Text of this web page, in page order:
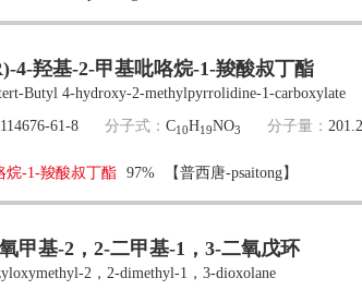
4-羟基-2-甲基吡咯烷-1-羧酸叔丁酯
Butyl 4-hydroxy-2-methylpyrrolidine-1-carboxylate
114676-61-8 分子式： C10H19NO3 分子量：
烷-1-羧酸叔丁酯 97% 【普西唐-psaitong】
甲基-2，2-二甲基-1，3-二氧戊环
2，2-dimethyl-1，3-dioxolane